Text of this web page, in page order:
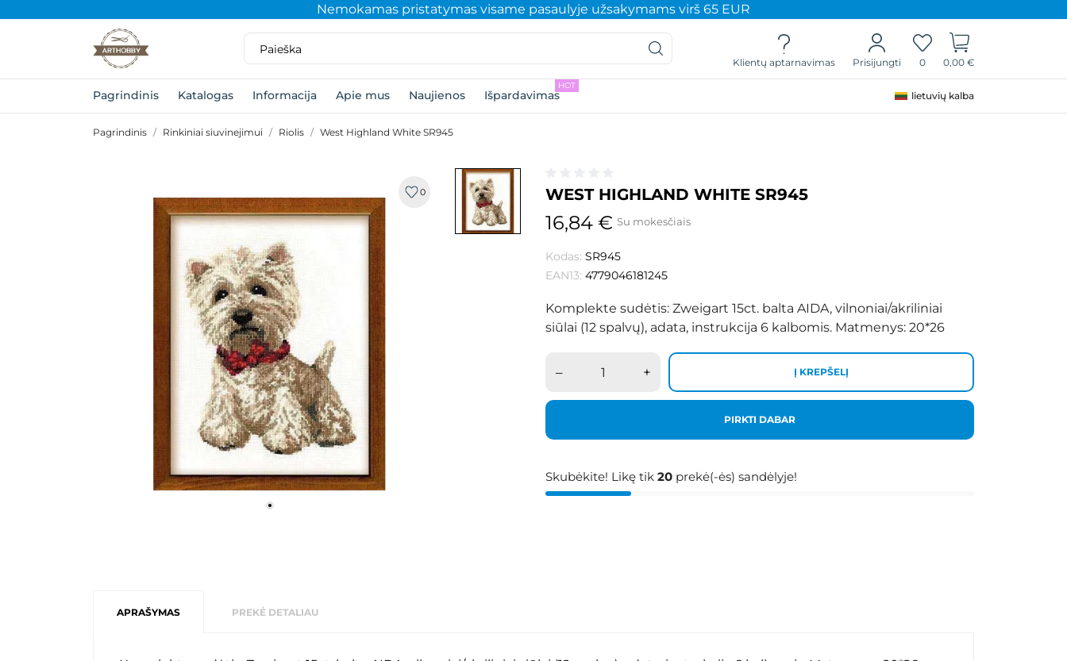
Nemokamas pristatymas visame pasaulyje užsakymams virš 65 EUR
Klientų aptarnavimas Prisijungti 0 0,00 €
Pagrindinis Katalogas Informacija Apie mus Naujienos Išpardavimas
HOT
lietuvių kalba
Pagrindinis Rinkiniai siuvinejimui Riolis West Highland White SR945
0 WEST HIGHLAND WHITE SR945
16,84 € Su mokesčiais
Kodas: SR945
EAN13: 4779046181245
Komplekte sudėtis: Zweigart 15ct. balta AIDA, vilnoniai/akriliniai
siūlai (12 spalvų), adata, instrukcija 6 kalbomis. Matmenys: 20*26
– + Į KREPŠELĮ
PIRKTI DABAR
Skubėkite! Likę tik 20 prekė(-ės) sandėlyje!
APRAŠYMAS PREKĖ DETALIAU